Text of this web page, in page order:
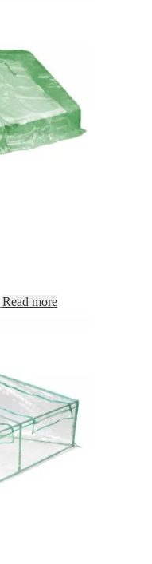
Current
Read more